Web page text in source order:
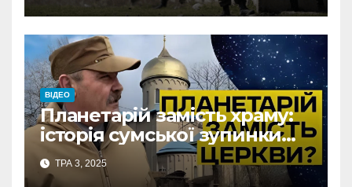
ВІДЕО
Планетарій замість храму:
історія сумської зупинки
«Пантелеймонівська
церква» (відео)
ТРА 3, 2025